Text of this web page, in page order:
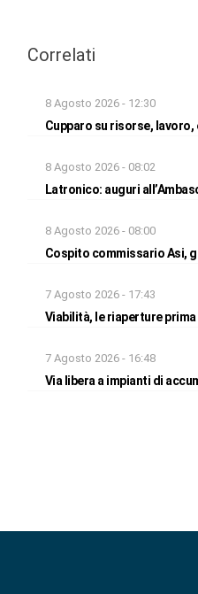
Correlati
8 Agosto 2026 - 12:30
Cupparo su risorse, lavoro,
8 Agosto 2026 - 08:02
Latronico: auguri
8 Agosto 2026 - 08:00
Cospito commissario Asi,
7 Agosto 2026 - 17:43
Viabilità, le riaperture
7 Agosto 2026 - 16:48
Via libera a impianti di